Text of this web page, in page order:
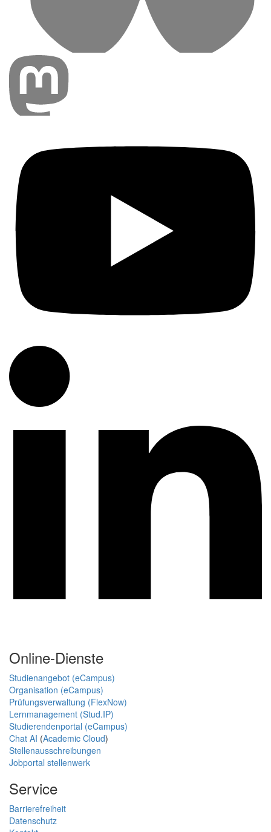
Online-Dienste
Studienangebot (eCampus)
Organisation (eCampus)
Prüfungsverwaltung (FlexNow)
Lernmanagement (Stud.IP)
Studierendenportal (eCampus)
Chat AI (Academic Cloud)
Stellenausschreibungen
Jobportal stellenwerk
Service
Barrierefreiheit
Datenschutz